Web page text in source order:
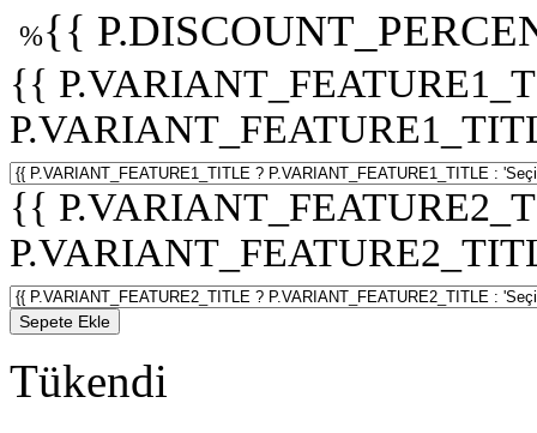
%{{
{{
{{
Sepete Ekle
Tükendi